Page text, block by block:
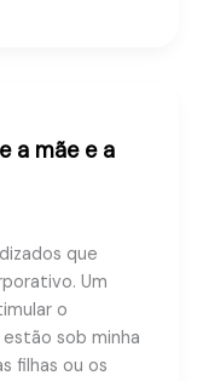
a mãe e a
que
Um
o
sob minha
filhas ou os